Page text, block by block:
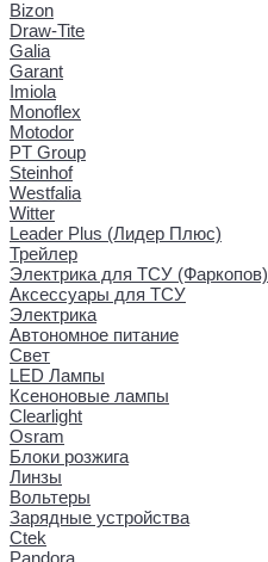
Bizon
Draw-Tite
Galia
Garant
Imiola
Monoflex
Motodor
PT Group
Steinhof
Westfalia
Witter
Leader Plus (Лидер Плюс)
Трейлер
Электрика для ТСУ (Фаркопов)
Аксессуары для ТСУ
Электрика
Автономное питание
Свет
LED Лампы
Ксеноновые лампы
Clearlight
Osram
Блоки розжига
Линзы
Вольтеры
Зарядные устройства
Ctek
Pandora